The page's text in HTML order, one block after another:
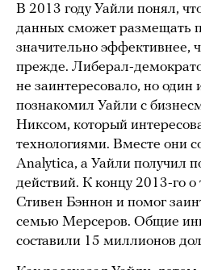
В 2013 году Уайли понял,
данных сможет размещать
значительно эффективнее,
прежде. Либерал-
не заинтересовало, но один
познакомил Уайли с
Никсом, который
технологиями. Вместе они
Analytica, а Уайли получил
действий. К концу 2013-го о
Стивен Бэннон и помог
семью Мерсеров. Общие
составили 15 миллионов